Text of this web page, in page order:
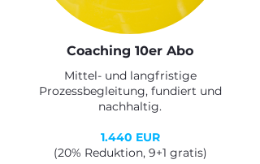
Coaching 10er Abo
Mittel- und langfristige
Prozessbegleitung, fundiert und
nachhaltig.
1.440 EUR
(20% Reduktion, 9+1 gratis)